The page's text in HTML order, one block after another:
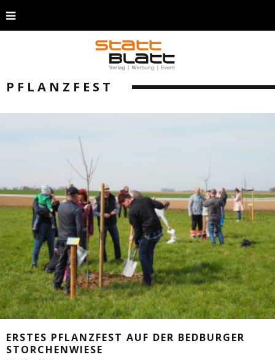
PFLANZFEST
ERSTES PFLANZFEST AUF DER BEDBURGER
STORCHENWIESE